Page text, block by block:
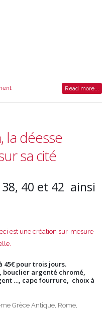
Read more...
la déesse
sa cité
40 et 42 ainsi
est une création sur-mesure
45€ pour trois jours.
bouclier argenté chromé,
…, cape fourrure, choix à
Grèce Antique, Rome,